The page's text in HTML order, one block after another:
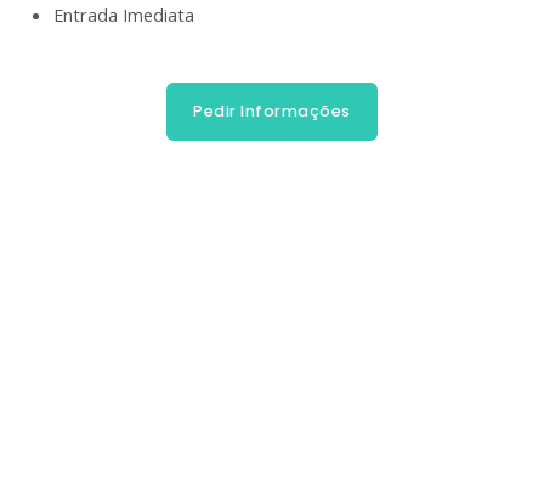
Entrada Imediata
Pedir Informações